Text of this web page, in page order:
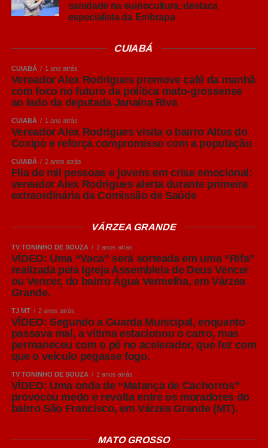
Twitter
Messenger
LinkedIn
Share
Leia Também: Poder Judiciário dá
início à Campanha ‘Outubro Rosa’ de
conscientização e apoio às mulheres
sanidade na suinocultura, destaca
especialista da Embrapa
CUIABÁ
CUIABÁ 1 ano atrás
Vereador Alex Rodrigues promove café da manhã
com foco no futuro da política mato-grossense
ao lado da deputada Janaína Riva
CUIABÁ 1 ano atrás
Vereador Alex Rodrigues visita o bairro Altos do
Coxipó e reforça compromisso com a população
CUIABÁ 2 anos atrás
Fila de mil pessoas e jovens em crise emocional:
vereador Alex Rodrigues alerta durante primeira
extraordinária da Comissão de Saúde
VÁRZEA GRANDE
TV TONINHO DE SOUZA 2 anos atrás
VÍDEO: Uma “Vaca” será sorteada em uma “Rifa”
realizada pela Igreja Assembleia de Deus Vencer
ou Vencer, do bairro Água Vermelha, em Várzea
Grande.
TJ MT 2 anos atrás
VÍDEO: Segundo a Guarda Municipal, enquanto
passava mal, a vítima estacionou o carro, mas
permaneceu com o pé no acelerador, que fez com
que o veículo pegasse fogo.
TV TONINHO DE SOUZA 2 anos atrás
VÍDEO: Uma onda de “Matança de Cachorros”
provocou medo e revolta entre os moradores do
bairro São Francisco, em Várzea Grande (MT).
MATO GROSSO